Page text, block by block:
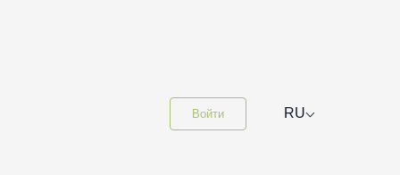
Войти RU⌵